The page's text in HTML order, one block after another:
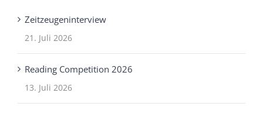
Zeitzeugeninterview
21. Juli 2026
Reading Competition 2026
13. Juli 2026